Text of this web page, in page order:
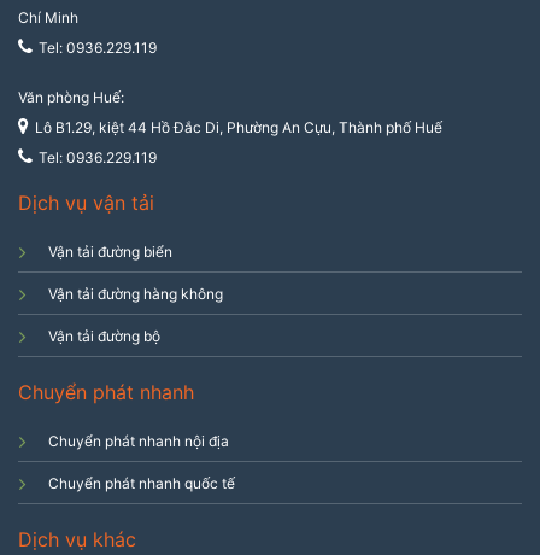
Chí Minh
Tel: 0936.229.119
Văn phòng Huế:
Lô B1.29, kiệt 44 Hồ Đắc Di, Phường An Cựu, Thành phố Huế
Tel: 0936.229.119
Dịch vụ vận tải
Vận tải đường biển
Vận tải đường hàng không
Vận tải đường bộ
Chuyển phát nhanh
Chuyển phát nhanh nội địa
Chuyển phát nhanh quốc tế
Dịch vụ khác